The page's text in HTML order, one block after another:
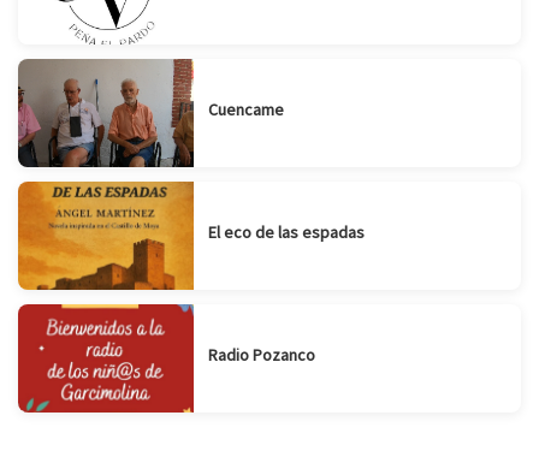
Cuencame
El eco de las espadas
Radio Pozanco